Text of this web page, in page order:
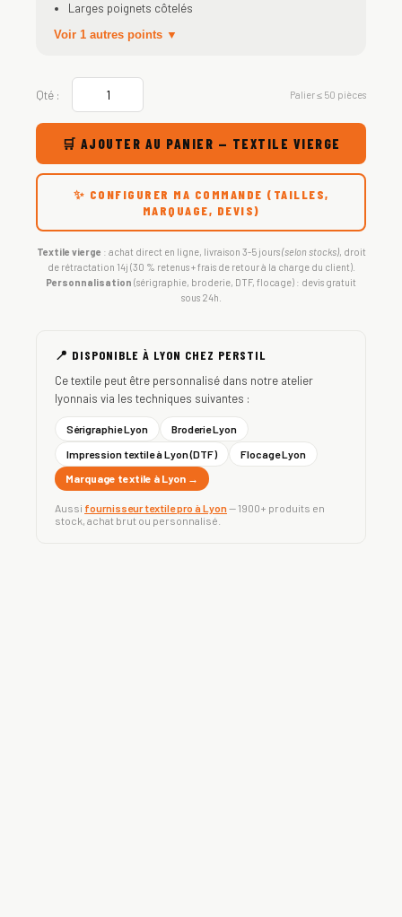
Larges poignets côtelés
Voir 1 autres points ▼
Qté : Palier ≤ 50 pièces
🛒 AJOUTER AU PANIER — TEXTILE VIERGE
✨ CONFIGURER MA COMMANDE (TAILLES,
MARQUAGE, DEVIS)
Textile vierge : achat direct en ligne, livraison 3-5 jours(selon stocks), droit
de rétractation 14j (30 % retenus + frais de retour à la charge du client).
Personnalisation (sérigraphie, broderie, DTF, flocage) : devis gratuit
sous 24h.
📍 DISPONIBLE À LYON CHEZ PERSTIL
Ce textile peut être personnalisé dans notre atelier
lyonnais via les techniques suivantes :
Sérigraphie Lyon
Broderie Lyon
Impression textile à Lyon (DTF)
Flocage Lyon
Marquage textile à Lyon →
Aussi fournisseur textile pro à Lyon— 1900+ produits en
stock, achat brut ou personnalisé.